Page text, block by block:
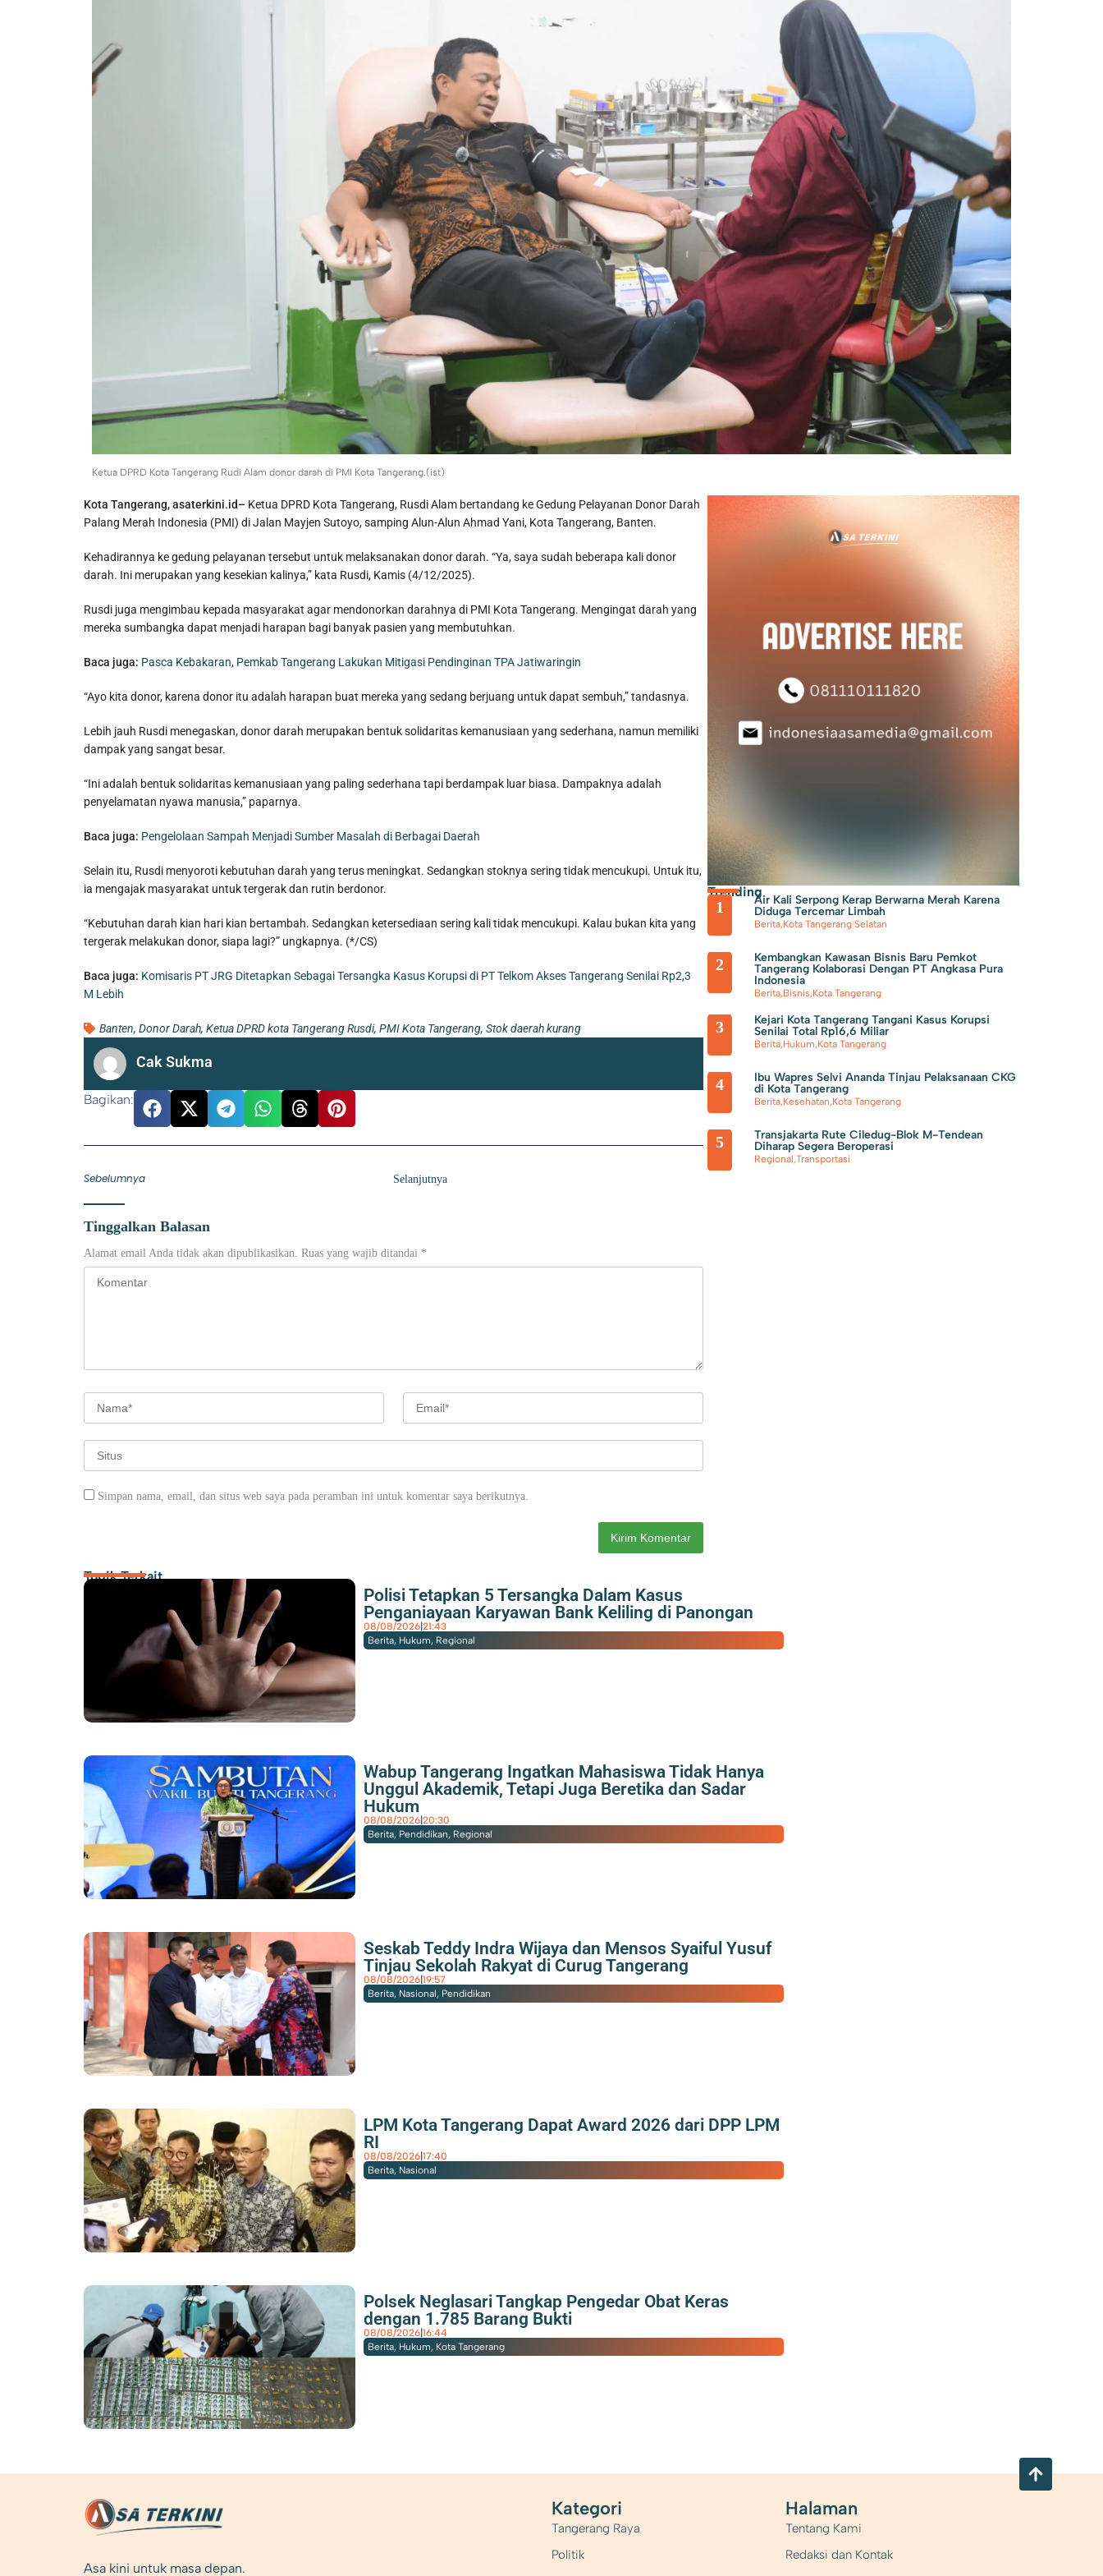
Ketua DPRD Kota Tangerang Rudi Alam donor darah di PMI Kota Tangerang.(ist)
Kota Tangerang, asaterkini.id– Ketua DPRD Kota Tangerang, Rusdi Alam bertandang ke Gedung Pelayanan Donor Darah
Palang Merah Indonesia (PMI) di Jalan Mayjen Sutoyo, samping Alun-Alun Ahmad Yani, Kota Tangerang, Banten.
Kehadirannya ke gedung pelayanan tersebut untuk melaksanakan donor darah. “Ya, saya sudah beberapa kali donor
darah. Ini merupakan yang kesekian kalinya,” kata Rusdi, Kamis (4/12/2025).
Rusdi juga mengimbau kepada masyarakat agar mendonorkan darahnya di PMI Kota Tangerang. Mengingat darah yang
mereka sumbangka dapat menjadi harapan bagi banyak pasien yang membutuhkan.
Baca juga: Pasca Kebakaran, Pemkab Tangerang Lakukan Mitigasi Pendinginan TPA Jatiwaringin
“Ayo kita donor, karena donor itu adalah harapan buat mereka yang sedang berjuang untuk dapat sembuh,” tandasnya.
Lebih jauh Rusdi menegaskan, donor darah merupakan bentuk solidaritas kemanusiaan yang sederhana, namun memiliki
dampak yang sangat besar.
“Ini adalah bentuk solidaritas kemanusiaan yang paling sederhana tapi berdampak luar biasa. Dampaknya adalah
penyelamatan nyawa manusia,” paparnya.
Baca juga: Pengelolaan Sampah Menjadi Sumber Masalah di Berbagai Daerah
Selain itu, Rusdi menyoroti kebutuhan darah yang terus meningkat. Sedangkan stoknya sering tidak mencukupi. Untuk itu,
ia mengajak masyarakat untuk tergerak dan rutin berdonor.
“Kebutuhan darah kian hari kian bertambah. Sedangkan ketersediaan sering kali tidak mencukupi. Kalau bukan kita yang
tergerak melakukan donor, siapa lagi?” ungkapnya. (*/CS)
Baca juga: Komisaris PT JRG Ditetapkan Sebagai Tersangka Kasus Korupsi di PT Telkom Akses Tangerang Senilai Rp2,3
M Lebih
Banten, Donor Darah, Ketua DPRD kota Tangerang Rusdi, PMI Kota Tangerang, Stok daerah kurang
Cak Sukma
Bagikan:
Sebelumnya Selanjutnya
Tinggalkan Balasan
Alamat email Anda tidak akan dipublikasikan. Ruas yang wajib ditandai *
Simpan nama, email, dan situs web saya pada peramban ini untuk komentar saya berikutnya.
Topik Terkait
Polisi Tetapkan 5 Tersangka Dalam Kasus
Penganiayaan Karyawan Bank Keliling di Panongan
08/08/2026 21:43
Berita, Hukum, Regional
Wabup Tangerang Ingatkan Mahasiswa Tidak Hanya
Unggul Akademik, Tetapi Juga Beretika dan Sadar
Hukum
08/08/2026 20:30
Berita, Pendidikan, Regional
Seskab Teddy Indra Wijaya dan Mensos Syaiful Yusuf
Tinjau Sekolah Rakyat di Curug Tangerang
08/08/2026 19:57
Berita, Nasional, Pendidikan
LPM Kota Tangerang Dapat Award 2026 dari DPP LPM
RI
08/08/2026 17:40
Berita, Nasional
Polsek Neglasari Tangkap Pengedar Obat Keras
dengan 1.785 Barang Bukti
08/08/2026 16:44
Berita, Hukum, Kota Tangerang
Trending
1
Air Kali Serpong Kerap Berwarna Merah Karena
Diduga Tercemar Limbah
Berita,Kota Tangerang Selatan
2
Kembangkan Kawasan Bisnis Baru Pemkot
Tangerang Kolaborasi Dengan PT Angkasa Pura
Indonesia
Berita,Bisnis,Kota Tangerang
3
Kejari Kota Tangerang Tangani Kasus Korupsi
Senilai Total Rp16,6 Miliar
Berita,Hukum,Kota Tangerang
4
Ibu Wapres Selvi Ananda Tinjau Pelaksanaan CKG
di Kota Tangerang
Berita,Kesehatan,Kota Tangerang
5
Transjakarta Rute Ciledug-Blok M-Tendean
Diharap Segera Beroperasi
Regional,Transportasi
Asa kini untuk masa depan.
Kategori
Tangerang Raya
Politik
Halaman
Tentang Kami
Redaksi dan Kontak